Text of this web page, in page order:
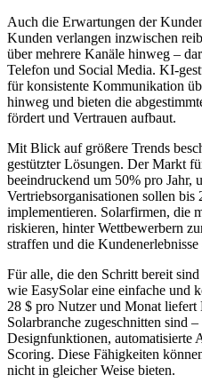
Auch die Erwartungen der
Kunden verlangen inzwischen
über mehrere Kanäle hinweg –
Telefon und Social Media. KI-
für konsistente Kommunikation
hinweg und bieten die
fördert und Vertrauen aufbaut.
Mit Blick auf größere Trends
gestützter Lösungen. Der Markt
beeindruckend um 50% pro Jahr,
Vertriebsorganisationen sollen
implementieren. Solarfirmen, die
riskieren, hinter Wettbewerbern
straffen und die
Für alle, die den Schritt bereit
wie EasySolar eine einfache und
28 $ pro Nutzer und Monat liefert
Solarbranche zugeschnitten sind
Designfunktionen, automatisierte
Scoring. Diese Fähigkeiten
nicht in gleicher Weise bieten.